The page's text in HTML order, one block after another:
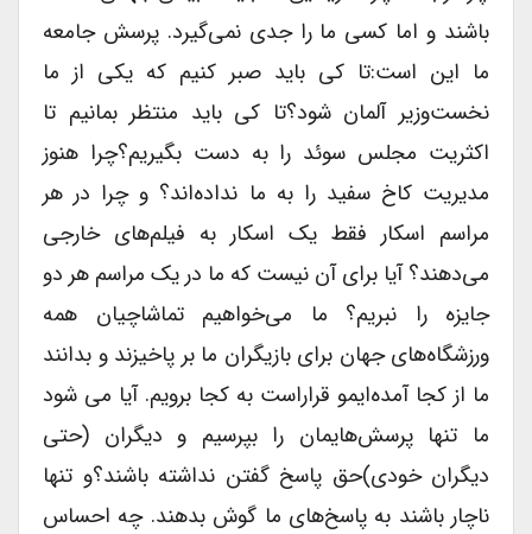
باشند و اما کسی ما را جدی نمی‌گیرد. پرسش جامعه
ما این است:تا کی باید صبر کنیم که یکی از ما
نخست‌وزیر آلمان شود؟تا کی باید منتظر بمانیم تا
اکثریت مجلس سوئد را به دست بگیریم؟چرا هنوز
مدیریت کاخ سفید را به ما نداده‌اند؟ و چرا در هر
مراسم اسکار فقط یک اسکار به فیلم‌های خارجی
می‌دهند؟ آیا برای آن نیست که ما در یک مراسم هر دو
جایزه را نبریم؟ ما می‌خواهیم تماشاچیان همه
ورزشگاه‌های جهان برای بازیگران ما بر پا‌خیزند و بدانند
ما از کجا آمده‌ایمو قراراست به کجا برویم. آیا می شود
ما تنها پرسش‌هایمان را بپرسیم و دیگران (حتی
دیگران خودی)حق پاسخ گفتن نداشته باشند؟و تنها
ناچار باشند به پاسخ‌های ما گوش بدهند. چه احساس